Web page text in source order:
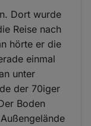
Dort wurde
Reise nach
hörte er die
einmal
unter
der 70iger
Boden